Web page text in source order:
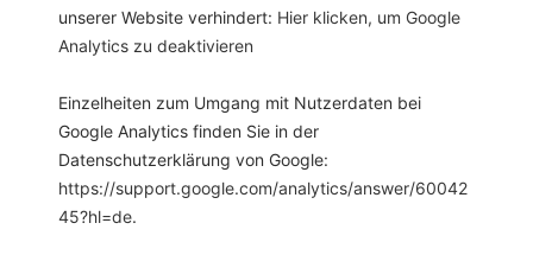
unserer Website verhindert: Hier klicken, um Google
Analytics zu deaktivieren
Einzelheiten zum Umgang mit Nutzerdaten bei
Google Analytics finden Sie in der
Datenschutzerklärung von Google:
https://support.google.com/analytics/answer/60042
45?hl=de.